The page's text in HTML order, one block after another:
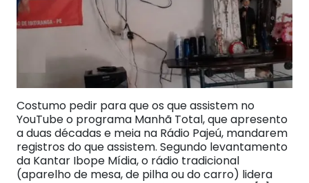
Costumo pedir para que os que assistem no
YouTube o programa Manhã Total, que apresento
a duas décadas e meia na Rádio Pajeú, mandarem
registros do que assistem. Segundo levantamento
da Kantar Ibope Mídia, o rádio tradicional
(aparelho de mesa, de pilha ou do carro) lidera